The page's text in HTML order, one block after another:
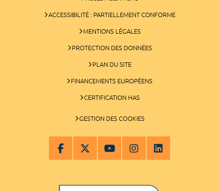
ACCESSIBILITÉ : PARTIELLEMENT CONFORME
MENTIONS LÉGALES
PROTECTION DES DONNÉES
PLAN DU SITE
FINANCEMENTS EUROPÉENS
CERTIFICATION HAS
GESTION DES COOKIES